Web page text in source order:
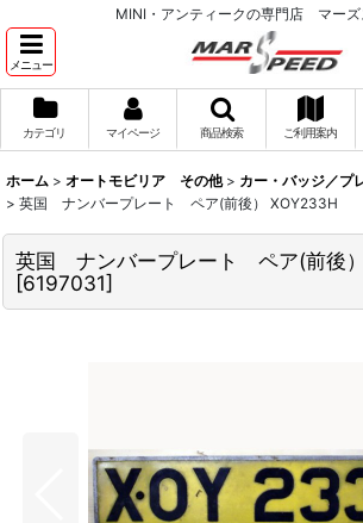
MINI・アンティークの専門店 マーズ
メニュー
カテゴリ マイページ 商品検索 ご利用案内
ホーム > オートモビリア その他 > カー・バッジ／プ
> 英国 ナンバープレート ペア(前後） XOY233H
英国 ナンバープレート ペア(前後
[6197031]